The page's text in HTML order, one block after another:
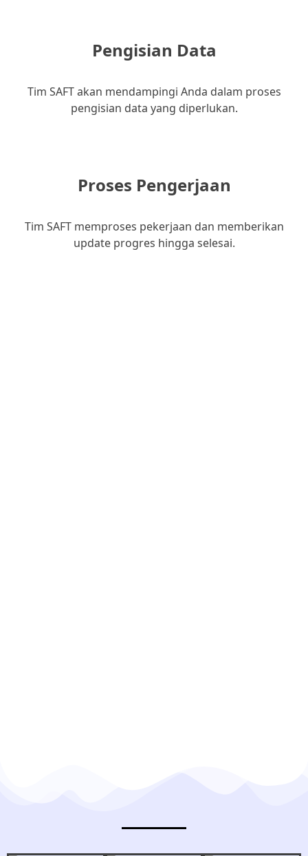
Pengisian Data
Tim SAFT akan mendampingi Anda dalam proses
pengisian data yang diperlukan.
Proses Pengerjaan
Tim SAFT memproses pekerjaan dan memberikan
update progres hingga selesai.